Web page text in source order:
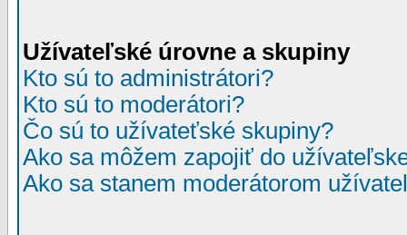
Užívateľské úrovne a skupiny
Kto sú to administrátori?
Kto sú to moderátori?
Čo sú to užívateťské skupiny?
Ako sa môžem zapojiť do
Ako sa stanem moderátorom